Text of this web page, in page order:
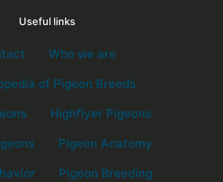
Useful links
Who we are
of Pigeon Breeds
Highflyer Pigeons
Pigeon Anatomy
Pigeon Breeding